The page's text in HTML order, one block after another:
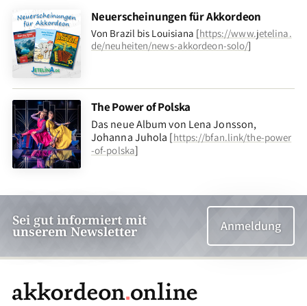
Neuerscheinungen für Akkordeon
Von Brazil bis Louisiana [https://www.jetelina.
de/neuheiten/news-akkordeon-solo/]
The Power of Polska
Das neue Album von Lena Jonsson,
Johanna Juhola [https://bfan.link/the-power
-of-polska]
Sei gut informiert mit
unserem Newsletter Anmeldung